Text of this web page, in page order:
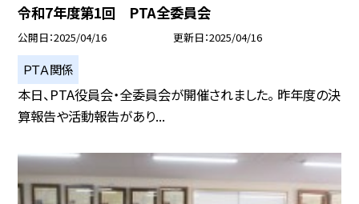
令和7年度第1回 PTA全委員会
公開日 2025/04/16 更新日 2025/04/16
ＰＴＡ関係
本日、PTA役員会・全委員会が開催されました。 昨年度の決
算報告や活動報告があり...